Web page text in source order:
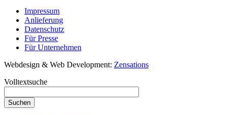
Impressum
Anlieferung
Datenschutz
Für Presse
Für Unternehmen
Webdesign & Web Development: Zensations
Volltextsuche